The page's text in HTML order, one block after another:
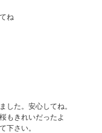
ね
した。安心してね。
もきれいだったよ
下さい。